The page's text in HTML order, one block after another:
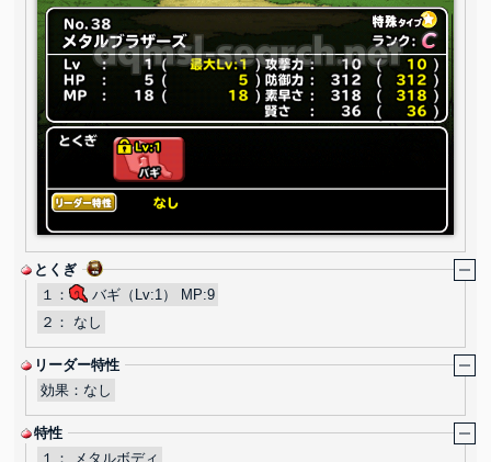
とくぎ
１：
バギ（Lv:1） MP:9
２：
なし
リーダー特性
効果： なし
特性
１：
メタルボディ